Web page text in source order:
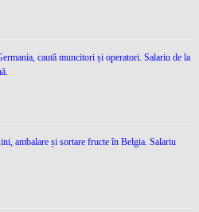
caută muncitori și operatori. Salariu de la
ambalare și sortare fructe în Belgia. Salariu